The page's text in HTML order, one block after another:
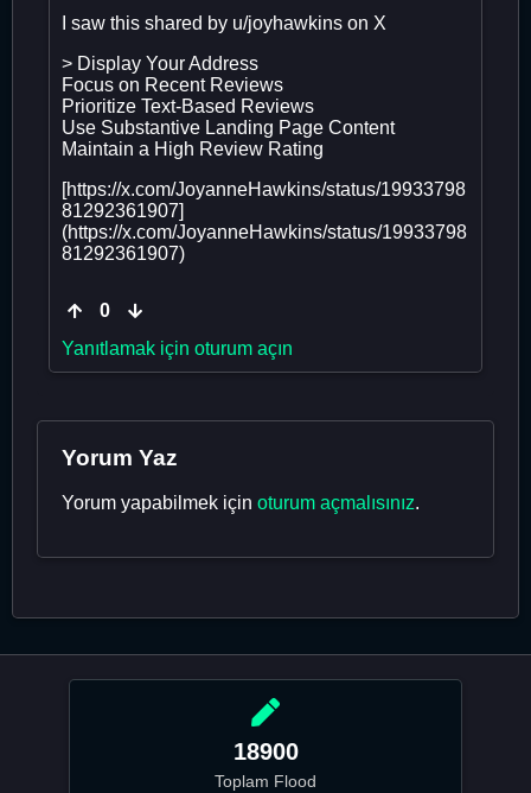
I saw this shared by u/joyhawkins on X
> Display Your Address
Focus on Recent Reviews
Prioritize Text-Based Reviews
Use Substantive Landing Page Content
Maintain a High Review Rating
[https://x.com/JoyanneHawkins/status/19933798
81292361907]
(https://x.com/JoyanneHawkins/status/19933798
81292361907)
0
Yanıtlamak için oturum açın
Yorum Yaz
Yorum yapabilmek için oturum açmalısınız.
18900
Toplam Flood